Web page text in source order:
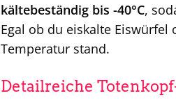
kältebeständig bis -40°C,
Egal ob du eiskalte
Temperatur stand.
Detailreiche